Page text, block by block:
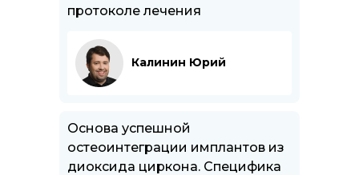
протоколе лечения
Калинин Юрий
Основа успешной
остеоинтеграции имплантов из
диоксида циркона. Специфика